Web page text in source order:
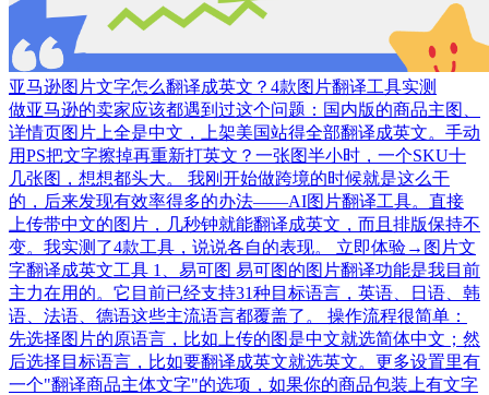
亚马逊图片文字怎么翻译成英文？4款图片翻译工具实测
做亚马逊的卖家应该都遇到过这个问题：国内版的商品主图、
详情页图片上全是中文，上架美国站得全部翻译成英文。手动
用PS把文字擦掉再重新打英文？一张图半小时，一个SKU十
几张图，想想都头大。 我刚开始做跨境的时候就是这么干
的，后来发现有效率得多的办法——AI图片翻译工具。直接
上传带中文的图片，几秒钟就能翻译成英文，而且排版保持不
变。我实测了4款工具，说说各自的表现。 立即体验→图片文
字翻译成英文工具 1、易可图 易可图的图片翻译功能是我目前
主力在用的。它目前已经支持31种目标语言，英语、日语、韩
语、法语、德语这些主流语言都覆盖了。 操作流程很简单：
先选择图片的原语言，比如上传的图是中文就选简体中文；然
后选择目标语言，比如要翻译成英文就选英文。更多设置里有
一个"翻译商品主体文字"的选项，如果你的商品包装上有文字